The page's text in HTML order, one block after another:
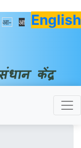
आ- आ English